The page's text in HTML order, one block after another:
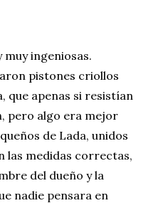
muy ingeniosas.
pistones criollos
que apenas si resistían
pero algo era mejor
de Lada, unidos
las medidas correctas,
del dueño y la
nadie pensara en